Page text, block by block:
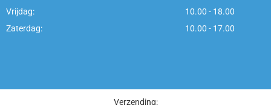
Vrijdag:
10.00 - 18.00
Zaterdag:
10.00 - 17.00
Verzending: